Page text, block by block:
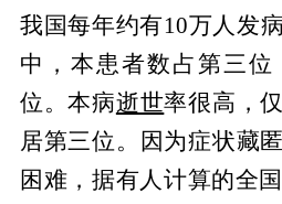
我国每年约有10万人发
中，本患者数占第三位
位。本病逝世率很高，
居第三位。因为症状藏
困难，据有人计算的全